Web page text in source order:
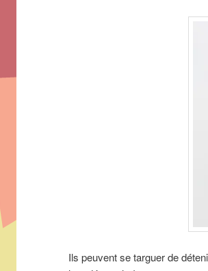
Ils peuvent se targuer de